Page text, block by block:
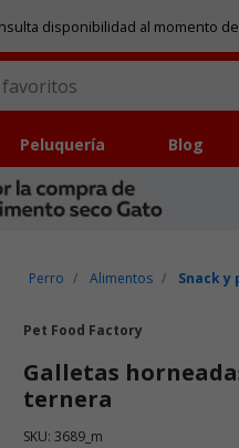
disponibilidad al momento
Peluquería Blog
Perro Alimentos Snack y
Pet Food Factory
Galletas
ternera
SKU: 3689_m